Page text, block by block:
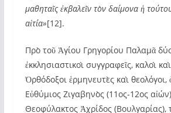
μαθηταῖς ἐκβαλεῖν τὸν δαίμονα ἡ
αἰτία»[12].
Πρὸ τοῦ Ἁγίου Γρηγορίου Παλαμᾶ
ἐκκλησιαστικοὶ συγγραφεῖς, καλοὶ
Ὀρθόδοξοι ἑρμηνευτὲς καὶ
Εὐθύμιος Ζιγαβηνὸς (11ος-12ος
Θεοφύλακτος Ἀχρίδος (Βουλγαρίας),